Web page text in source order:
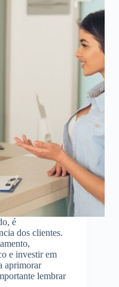
é
dos clientes.
e investir em
aprimorar
lembrar